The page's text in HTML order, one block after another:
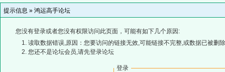
提示信息 » 鸿运高手论坛
您没有登录或者您没有权限访问此页面，可能有如下几个原因:
读取数据错误,原因：您要访问的链接无效,可能链接不完整,或数据已被删
您还不是论坛会员,请先登录论坛
登录